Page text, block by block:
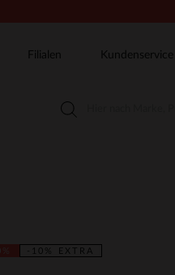
Filialen Kundenservice
-10% EXTRA